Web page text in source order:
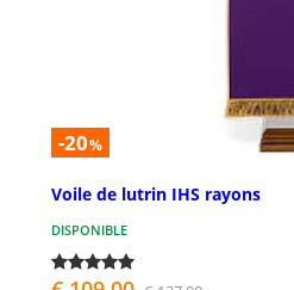
-20%
Voile de lutrin IHS rayons
DISPONIBLE